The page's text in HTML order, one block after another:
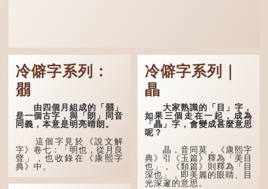
冷僻字系列：
朤
由四個月組成的「朤」
是一個古字，與「朗」同音
同義，本意是明亮晴朗。
這個字見於《說文解
字》卷七：「明也，從月良
聲」，也收錄在《康熙字
典》中。
這個字，用法頗多。
冷僻字系列｜
瞐
大家熟識的「目」字，
如果三個走在一起，成為
「瞐」字，會變成甚麼意思
呢？
瞐，音同莫，《康熙字
典》引《玉篇》釋為「美目
也」，《類篇》則釋為「目
深也」，即美麗的眼睛、目
光深邃的意思。